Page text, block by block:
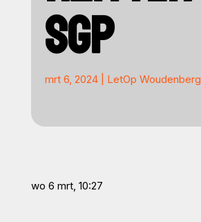
SGP
mrt 6, 2024| LetOp Woudenberg
wo 6 mrt, 10:27